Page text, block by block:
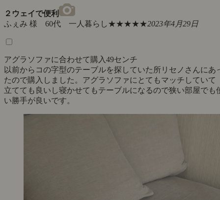
２ウェイで便利
ふぇみ 様 60代 一人暮らし★★★★★2023年4月29日
アグラソファに合わせて購入49センチ
以前からコの字型のテーブルを探していた所リセノさんにあ
たので購入しました。アグラソファにとてもマッチしていて
立てても良いし寝かせてもテーブルになるので狭い部屋でも
い勝手が良いです。